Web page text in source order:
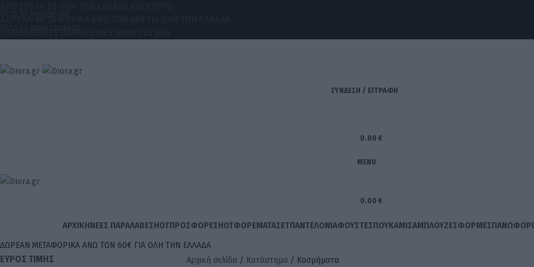
ΣΥΝΔΕΣΗ / ΕΓΓΡΑΦΗ
0.00 €
MENU
0.00 €
ΑΡΧΙΚΉΝΈΕΣ ΠΑΡΑΛΑΒΈΣHOTΠΡΟΣΦΟΡΈΣHOTΦΟΡΈΜΑΤΑΣΕΤΠΑΝΤΕΛΌΝΙΑΦΟΎΣΤΕΣΠΟΥΚΆΜΙΣΑΜΠΛΟΎΖΕΣΦΟΡΜΈΣ
ΔΩΡΕΑΝ ΜΕΤΑΦΟΡΙΚΑ ΑΝΩ ΤΩΝ 60€ ΓΙΑ ΟΛΗ ΤΗΝ ΕΛΛΑΔΑ
ΕΎΡΟΣ ΤΙΜΉΣ Αρχική σελίδα Κατάστημα
Κοσμήματα